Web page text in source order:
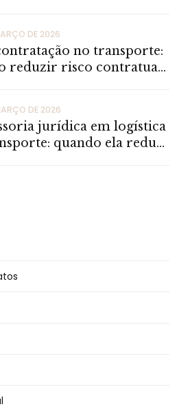
DE 2026
no transporte:
reduzir risco contratual,
DE 2026
jurídica em logística
quando ela reduz